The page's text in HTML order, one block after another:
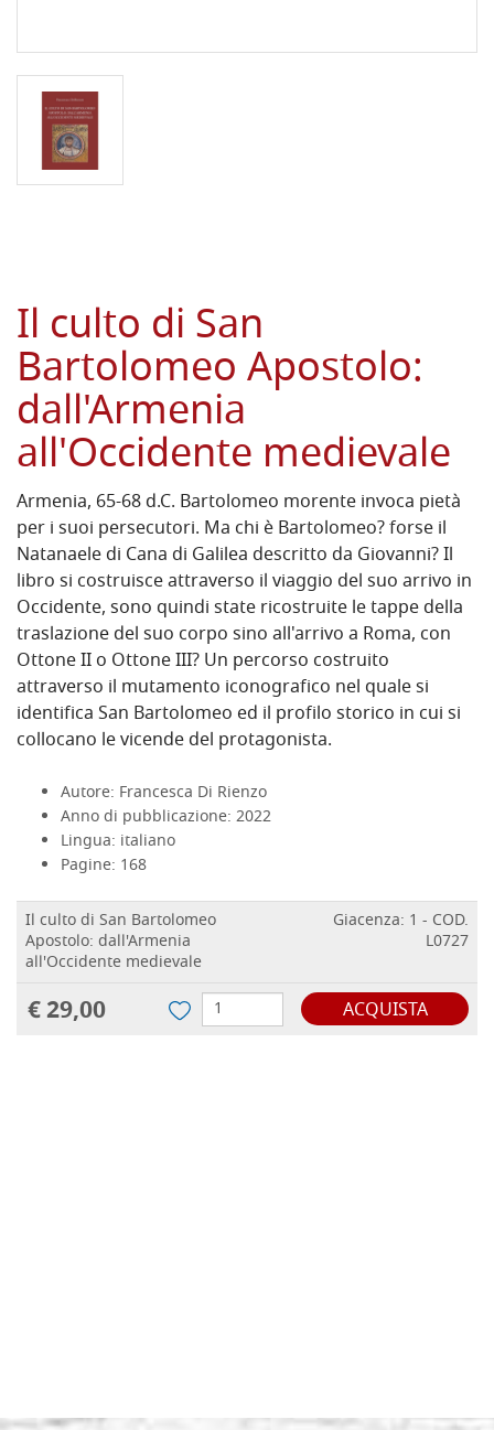
Il culto di San
Bartolomeo Apostolo:
dall'Armenia
all'Occidente medievale
Armenia, 65-68 d.C. Bartolomeo morente invoca pietà
per i suoi persecutori. Ma chi è Bartolomeo? forse il
Natanaele di Cana di Galilea descritto da Giovanni? Il
libro si costruisce attraverso il viaggio del suo arrivo in
Occidente, sono quindi state ricostruite le tappe della
traslazione del suo corpo sino all'arrivo a Roma, con
Ottone II o Ottone III? Un percorso costruito
attraverso il mutamento iconografico nel quale si
identifica San Bartolomeo ed il profilo storico in cui si
collocano le vicende del protagonista.
Autore: Francesca Di Rienzo
Anno di pubblicazione: 2022
Lingua: italiano
Pagine: 168
Il culto di San Bartolomeo
Apostolo: dall'Armenia
all'Occidente medievale
Giacenza: 1 - COD.
L0727
€ 29,00 ACQUISTA